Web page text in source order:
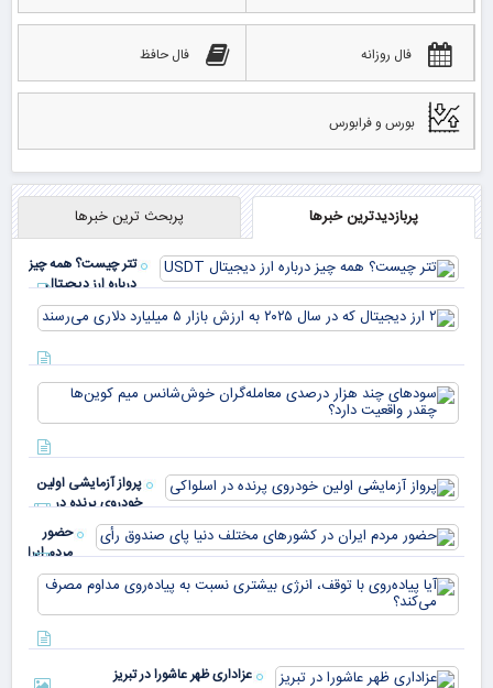
فال روزانه فال حافظ
بورس و فرابورس
پربازدیدترین خبرها پربحث ترین خبرها
تتر چیست؟ همه چیز
درباره ارز دیجیتال
USDT
پرواز آزمایشی اولین
خودروی پرنده در
اسلواکی
حضور
مردم ایران
در
کشورهای
مختلف
دنیا پای
صندوق
عزاداری ظهر عاشورا در تبریز